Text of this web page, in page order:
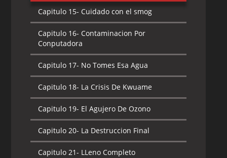
Capitulo 15- Cuidado con el smog
Capitulo 16- Contaminacion Por
Conputadora
Capitulo 17- No Tomes Esa Agua
Capitulo 18- La Crisis De Kwuame
Capitulo 19- El Agujero De Ozono
Capitulo 20- La Destruccion Final
Capitulo 21- LLeno Completo